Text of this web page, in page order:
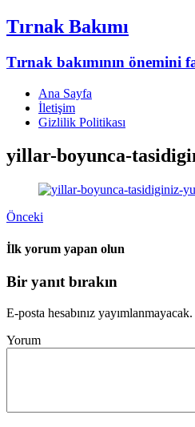
Tırnak Bakımı
Tırnak bakımının önemini
Ana Sayfa
İletişim
Gizlilik Politikası
yillar-boyunca-
Önceki
İlk yorum yapan olun
Bir yanıt bırakın
E-posta hesabınız yayımlanmayacak.
Yorum